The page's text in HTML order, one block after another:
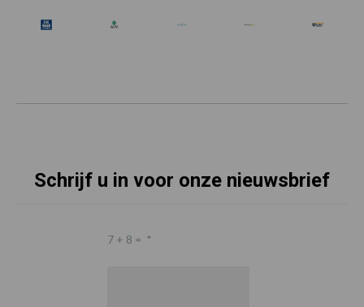
Schrijf u in voor onze nieuwsbrief
7 + 8 = *